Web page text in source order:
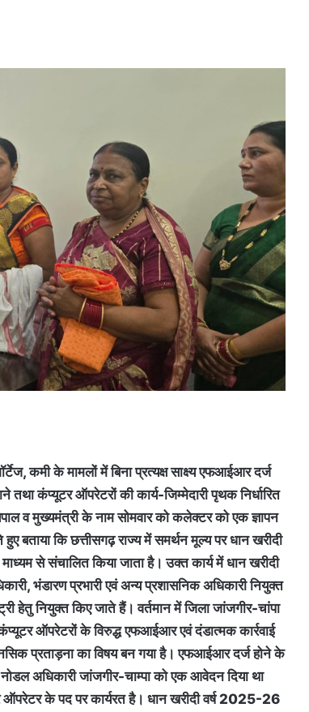
कमी के मामलों में बिना प्रत्यक्ष साक्ष्य एफआईआर दर्ज
तथा कंप्यूटर ऑपरेटरों की कार्य-जिम्मेदारी पृथक निर्धारित
व मुख्यमंत्री के नाम सोमवार को कलेक्टर को एक ज्ञापन
बताया कि छत्तीसगढ़ राज्य में समर्थन मूल्य पर धान खरीदी
से संचालित किया जाता है। उक्त कार्य में धान खरीदी
भंडारण प्रभारी एवं अन्य प्रशासनिक अधिकारी नियुक्त
नियुक्त किए जाते हैं। वर्तमान में जिला जांजगीर-चांपा
ऑपरेटरों के विरुद्ध एफआईआर एवं दंडात्मक कार्रवाई
प्रताड़ना का विषय बन गया है। एफआईआर दर्ज होने के
अधिकारी जांजगीर-चाम्पा को एक आवेदन दिया था
ऑपरेटर के पद पर कार्यरत है। धान खरीदी वर्ष 2025-26